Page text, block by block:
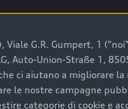
Audi
Viale G.R. Gumpert, 1
Auto-Union-Straße 1,
ci aiutano a migliorare la
le nostre campagne
categorie di cookie e